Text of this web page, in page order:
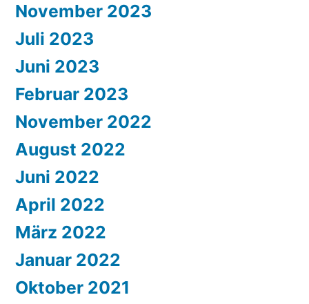
November 2023
Juli 2023
Juni 2023
Februar 2023
November 2022
August 2022
Juni 2022
April 2022
März 2022
Januar 2022
Oktober 2021